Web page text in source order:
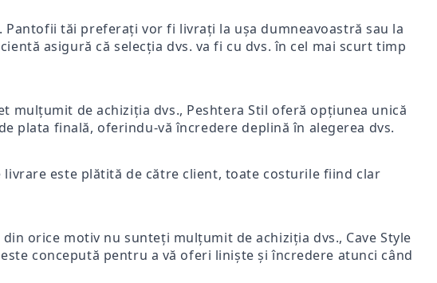
Pantofii tăi preferați vor fi livrați la ușa dumneavoastră sau la
asigură că selecția dvs. va fi cu dvs. în cel mai scurt timp
mulțumit de achiziția dvs., Peshtera Stil oferă opțiunea unică
plata finală, oferindu-vă încredere deplină în alegerea dvs.
livrare este plătită de către client, toate costurile fiind clar
orice motiv nu sunteți mulțumit de achiziția dvs., Cave Style
concepută pentru a vă oferi liniște și încredere atunci când